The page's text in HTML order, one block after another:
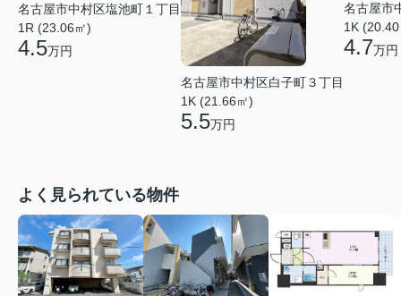
名古屋市中村区塩池町１丁目
1R (23.06㎡)
4.5万円
名古屋市中村区白子町３丁目
1K (21.66㎡)
5.5万円
名古屋市
1K
4.7万円
よく見られている物件